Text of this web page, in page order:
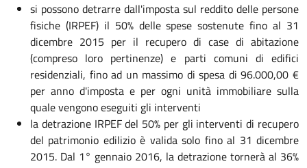
si possono detrarre dall'imposta sul reddito delle persone
fisiche (IRPEF) il 50% delle spese sostenute fino al 31
dicembre 2015 per il recupero di case di abitazione
(compreso loro pertinenze) e parti comuni di edifici
residenziali, fino ad un massimo di spesa di 96.000,00 €
per anno d'imposta e per ogni unità immobiliare sulla
quale vengono eseguiti gli interventi
la detrazione IRPEF del 50% per gli interventi di recupero
del patrimonio edilizio è valida solo fino al 31 dicembre
2015. Dal 1° gennaio 2016, la detrazione tornerà al 36%